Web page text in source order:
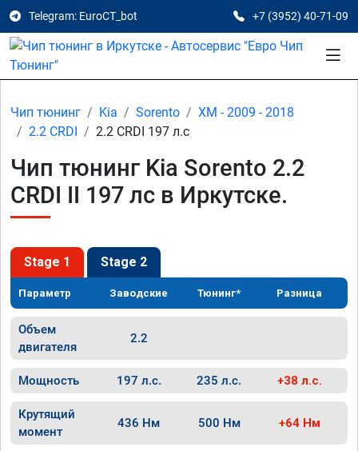
Telegram: EuroCT_bot +7 (3952) 40-71-09
Чип тюнинг Kia Sorento
XM - 2009 - 2018
2.2 CRDI
2.2 CRDI 197 л.с
Чип тюнинг Kia Sorento 2.2
CRDI II 197 лс в Иркутске.
Stage 1 Stage 2
Параметр Заводские Тюнинг* Разница
Объем
двигателя
2.2
Мощность 197 л.с. 235 л.с. +38 л.с.
Крутящий
момент
436 Нм 500 Нм +64 Нм